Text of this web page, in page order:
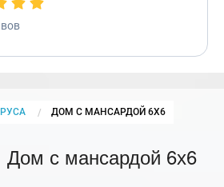
CURRENT:
ДОМ С МАНСАРДОЙ 6Х6
с мансардой 6х6